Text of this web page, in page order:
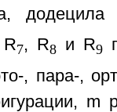
7, R8 и R9
, пара-,